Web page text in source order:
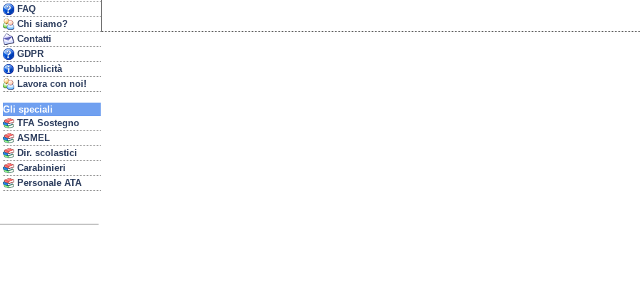
FAQ
Chi siamo?
Contatti
GDPR
Pubblicità
Lavora con noi!
Gli speciali
TFA Sostegno
ASMEL
Dir. scolastici
Carabinieri
Personale ATA